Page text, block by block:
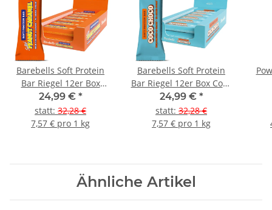
Barebells Soft Protein
Bar Riegel 12er Box
Peanut Caramel
24,99 € *
statt: 32,28 €
7,57 € pro 1 kg
Barebells Soft Protein
Bar Riegel 12er Box Coco
Choco
24,99 € *
statt: 32,28 €
7,57 € pro 1 kg
Ähnliche Artikel